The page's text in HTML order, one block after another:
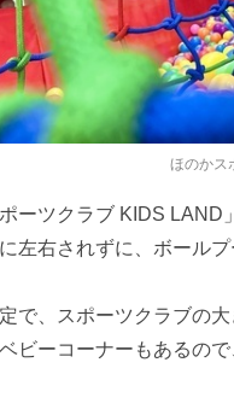
ほのかス
ポーツクラブ KIDS
左右されずに、ボール
で、スポーツクラブの
ビーコーナーもあるの